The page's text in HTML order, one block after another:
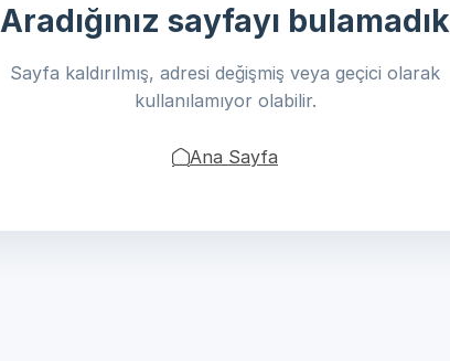
Aradığınız sayfayı bulamadık
Sayfa kaldırılmış, adresi değişmiş veya geçici olarak
kullanılamıyor olabilir.
Ana Sayfa